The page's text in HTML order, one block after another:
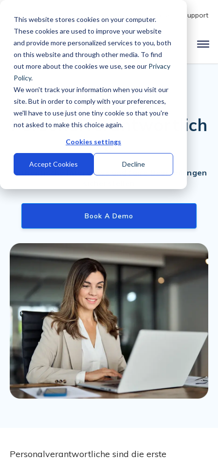
This website stores cookies on your computer.
These cookies are used to improve your website
and provide more personalized services to you, both
on this website and through other media. To find
out more about the cookies we use, see our Privacy
Policy.
We won't track your information when you visit our
site. But in order to comply with your preferences,
we'll have to use just one tiny cookie so that you're
not asked to make this choice again.
Cookies settings
Accept Cookies Decline
Support
Talview für
Personalverantwortlich
e
Authentische Interviews und faire Beurteilungen
Book A Demo
Personalverantwortliche sind die erste